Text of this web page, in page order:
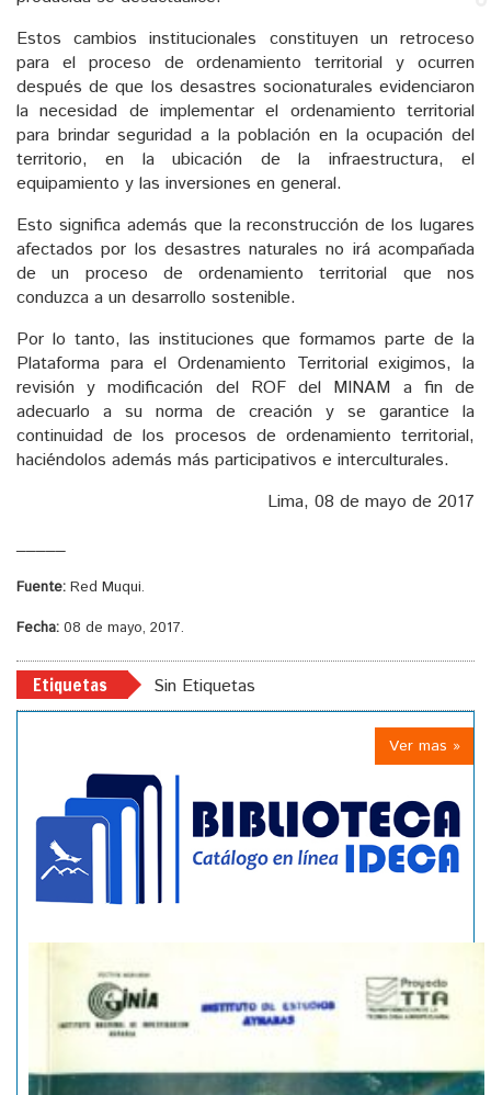
Estos cambios institucionales constituyen un retroceso
para el proceso de ordenamiento territorial y ocurren
después de que los desastres socionaturales evidenciaron
la necesidad de implementar el ordenamiento territorial
para brindar seguridad a la población en la ocupación del
territorio, en la ubicación de la infraestructura, el
equipamiento y las inversiones en general.
Esto significa además que la reconstrucción de los lugares
afectados por los desastres naturales no irá acompañada
de un proceso de ordenamiento territorial que nos
conduzca a un desarrollo sostenible.
Por lo tanto, las instituciones que formamos parte de la
Plataforma para el Ordenamiento Territorial exigimos, la
revisión y modificación del ROF del MINAM a fin de
adecuarlo a su norma de creación y se garantice la
continuidad de los procesos de ordenamiento territorial,
haciéndolos además más participativos e interculturales.
Lima, 08 de mayo de 2017
Fuente: Red Muqui.
Fecha: 08 de mayo, 2017.
Etiquetas Sin Etiquetas
Ver mas »